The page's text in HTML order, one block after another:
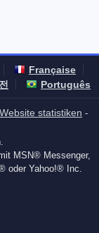
Française
Português
Website statistiken -
MSN® Messenger,
oder Yahoo!® Inc.